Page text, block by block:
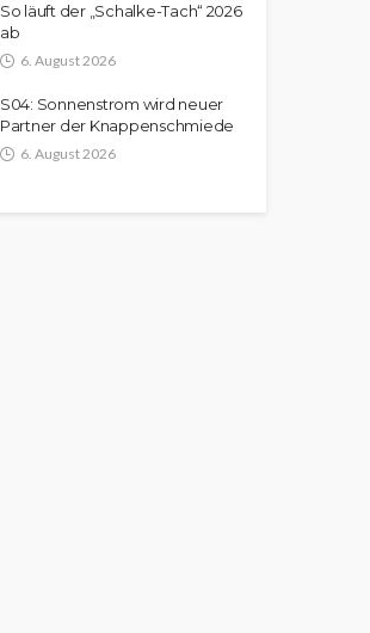
So läuft der „Schalke-Tach“ 2026
ab
6. August 2026
S04: Sonnenstrom wird neuer
Partner der Knappenschmiede
6. August 2026